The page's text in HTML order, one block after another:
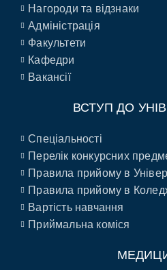
Нагороди та відзнаки
Адміністрація
Факультети
Кафедри
Вакансії
ВСТУП ДО
Спеціальності
Перелік конкурсних
Правила прийому в
Правила прийому в
Вартість навчання
Приймальна коміся